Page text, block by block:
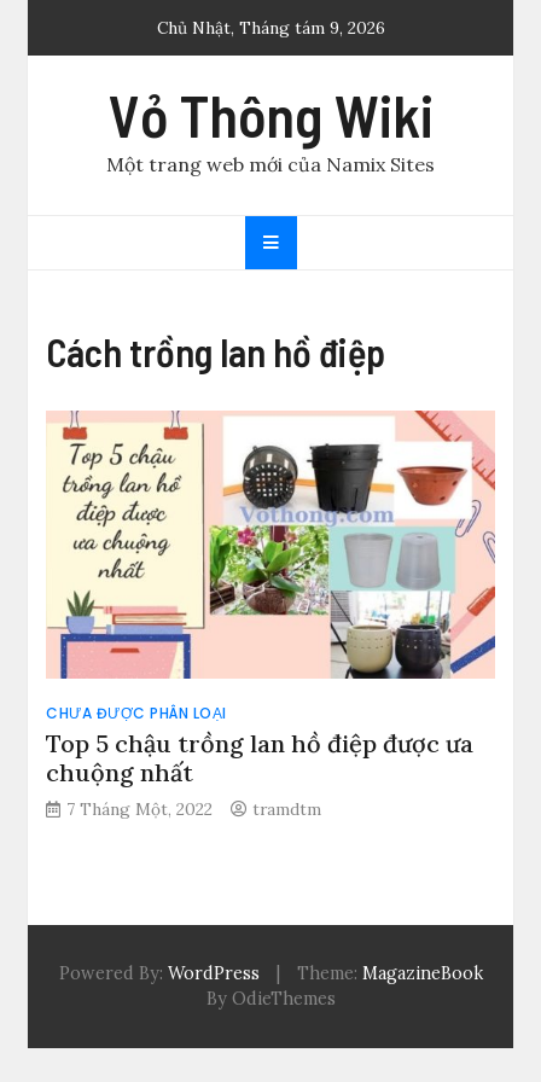
Chủ Nhật, Tháng tám 9, 2026
Vỏ Thông Wiki
Một trang web mới của Namix Sites
Cách trồng lan hồ điệp
CHƯA ĐƯỢC PHÂN LOẠI
Top 5 chậu trồng lan hồ điệp được ưa
chuộng nhất
7 Tháng Một, 2022 tramdtm
Powered By: WordPress Theme: MagazineBook
By OdieThemes